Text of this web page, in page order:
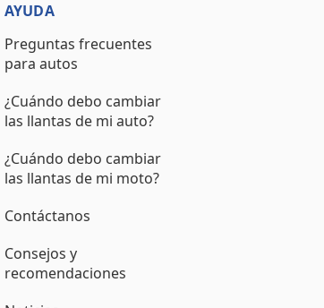
AYUDA
Preguntas frecuentes
para autos
¿Cuándo debo cambiar
las llantas de mi auto?
¿Cuándo debo cambiar
las llantas de mi moto?
Contáctanos
Consejos y
recomendaciones